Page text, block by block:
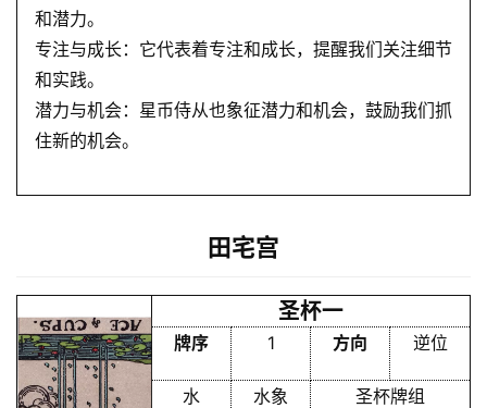
和潜力。
专注与成长：它代表着专注和成长，提醒我们关注细节
和实践。
潜力与机会：星币侍从也象征潜力和机会，鼓励我们抓
住新的机会。
田宅宫
圣杯一
牌序 1 方向 逆位
水 水象 圣杯牌组